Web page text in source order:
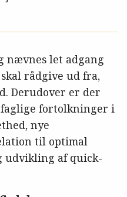
nævnes let adgang
rådgive ud fra,
Derudover er der
faglige fortolkninger i
nye
til optimal
udvikling af quick-